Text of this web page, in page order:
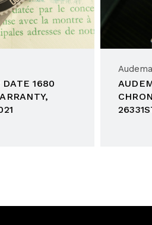
DATE 1680